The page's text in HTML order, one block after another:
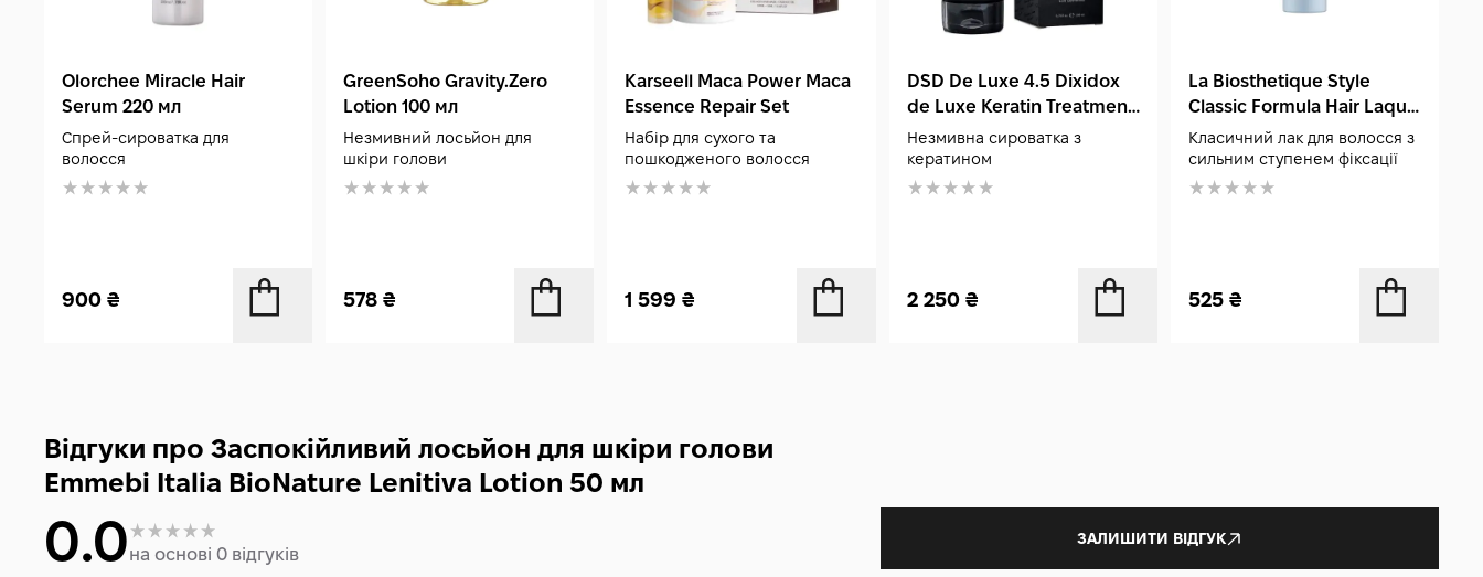
Olorchee Miracle Hair
Serum 220 мл
Спрей-сироватка для
волосся
900 ₴
GreenSoho Gravity.Zero
Lotion 100 мл
Незмивний лосьйон для
шкіри голови
578₴
Karseell Maca Power Maca
Essence Repair Set
Набір для сухого та
пошкодженого волосся
1 599₴
DSD De Luxe 4.5 Dixidox
de Luxe Keratin Treatment
Serum 200 мл
Незмивна сироватка з
кератином
2 250 ₴
La Biosthetique Style
Classic Formula Hair Laque
75 мл
Класичний лак для волосся з
сильним ступенем фіксації
525 ₴
Відгуки про Заспокійливий лосьйон для шкіри голови
Emmebi Italia BioNature Lenitiva Lotion 50 мл
0.0на основі 0 відгуків
ЗАЛИШИТИ ВІДГУК